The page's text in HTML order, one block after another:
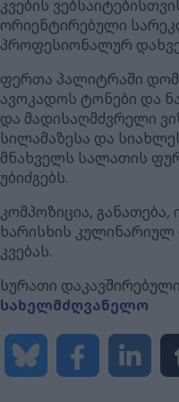
კვების
ორიენტირებული
პროფესიონალურ
ფერთა პალიტრაში
ავოკადოს ტონები და
და მადისაღმძვრელი
სილამაზესა და
მნახველს სალათის
უბიძგებს.
კომპოზიცია,
ხარისხის
კვებას.
სურათი
სახელმძღვანელო